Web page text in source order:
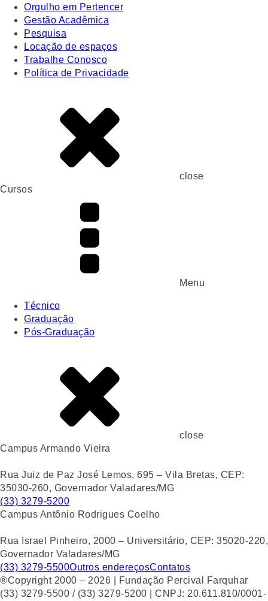
Orgulho em Pertencer
Gestão Acadêmica
Pesquisa
Locação de espaços
Trabalhe Conosco
Política de Privacidade
close
Cursos
Menu
Técnico
Graduação
Pós-Graduação
close
Campus Armando Vieira
Rua Juiz de Paz José Lemos, 695 – Vila Bretas, CEP:
35030-260, Governador Valadares/MG
(33) 3279-5200
Campus Antônio Rodrigues Coelho
Rua Israel Pinheiro, 2000 – Universitário, CEP: 35020-220,
Governador Valadares/MG
(33) 3279-5500Outros endereçosContatos
®Copyright 2000 – 2026 | Fundação Percival Farquhar
(33) 3279-5500 / (33) 3279-5200 | CNPJ: 20.611.810/0001-